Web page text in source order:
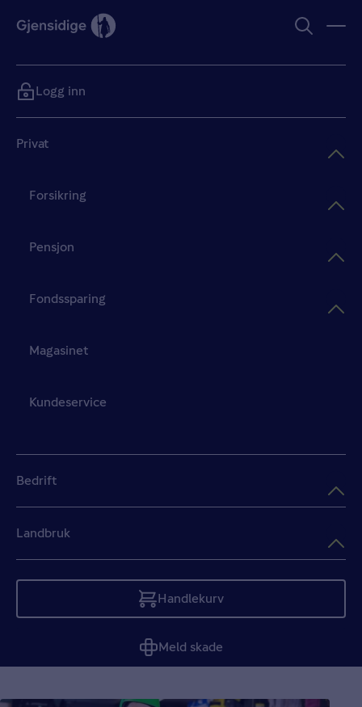
Privat
Forsikring
Pensjon
Fondssparing
Magasinet
Kundeservice
Bedrift
Landbruk
Handlekurv
Tom
Meld skade
Logg inn